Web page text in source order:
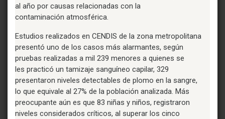
al año por causas relacionadas con la
contaminación atmosférica.
Estudios realizados en CENDIS de la zona metropolitana
presentó uno de los casos más alarmantes, según
pruebas realizadas a mil 239 menores a quienes se
les practicó un tamizaje sanguíneo capilar, 329
presentaron niveles detectables de plomo en la sangre,
lo que equivale al 27% de la población analizada. Más
preocupante aún es que 83 niñas y niños, registraron
niveles considerados críticos, al superar los cinco